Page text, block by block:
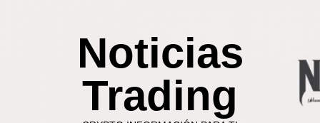
Noticias
Trading